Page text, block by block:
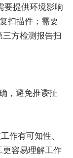
要提供环境影响
扫描件；需要
方检测报告扫
，避免推诿扯
作有可知性、
容易理解工作